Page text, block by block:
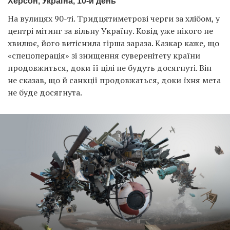
На вулицях 90-ті. Тридцятиметрові черги за хлібом, у
центрі мітинг за вільну Україну. Ковід уже нікого не
хвилює, його витіснила гірша зараза. Казкар каже, що
«спецоперація» зі знищення суверенітету країни
продовжиться, доки її цілі не будуть досягнуті. Він
не сказав, що й санкції продовжаться, доки їхня мета
не буде досягнута.